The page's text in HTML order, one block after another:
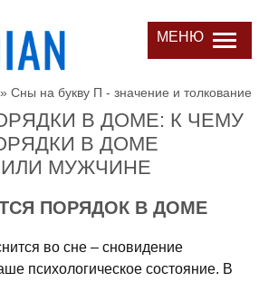
МЕНЮ
» Сны на букву П - значение и толкование
В ДОМЕ: К ЧЕМУ
В ДОМЕ
МУЖЧИНЕ
ПОРЯДОК В ДОМЕ
во сне – сновидение
психологическое состояние. В